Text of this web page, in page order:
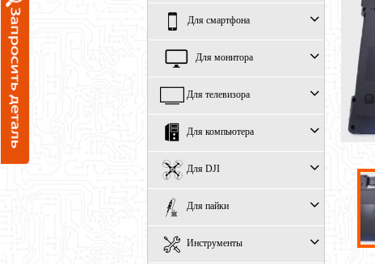
Для смартфона
Для монитора
Для телевизора
Для компьютера
Для DJI
Для пайки
Инструменты